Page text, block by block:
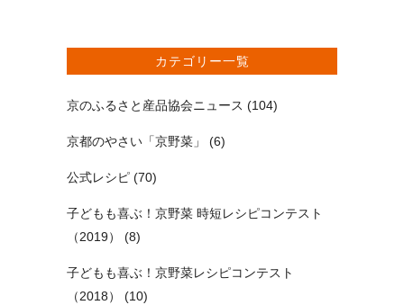
カテゴリー一覧
京のふるさと産品協会ニュース (104)
京都のやさい「京野菜」 (6)
公式レシピ (70)
子どもも喜ぶ！京野菜 時短レシピコンテスト
（2019）
(8)
子どもも喜ぶ！京野菜レシピコンテスト
（2018）
(10)